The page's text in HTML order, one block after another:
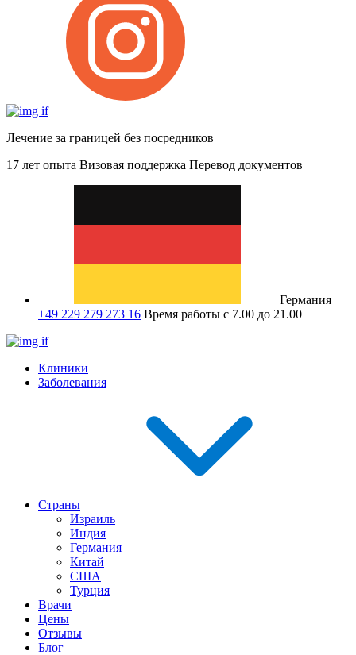
Лечение за границей без посредников
17 лет опыта Визовая поддержка Перевод документов
Германия
+49 229 279 273 16 Время работы с 7.00 до 21.00
Клиники
Заболевания
Страны
Израиль
Индия
Германия
Китай
США
Турция
Врачи
Цены
Отзывы
Блог